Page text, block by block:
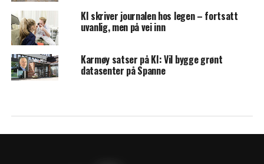
KI skriver journalen hos legen – fortsatt
uvanlig, men på vei inn
Karmøy satser på KI: Vil bygge grønt
datasenter på Spanne